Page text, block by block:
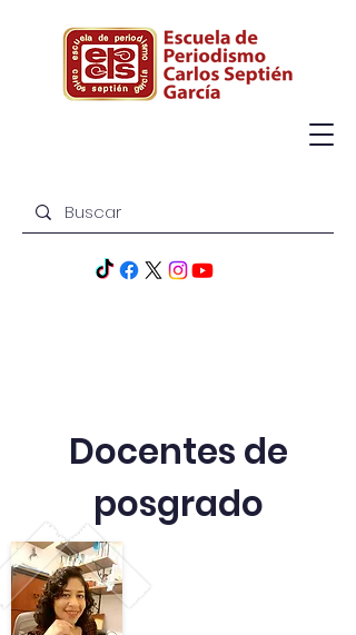
Docentes de
posgrado